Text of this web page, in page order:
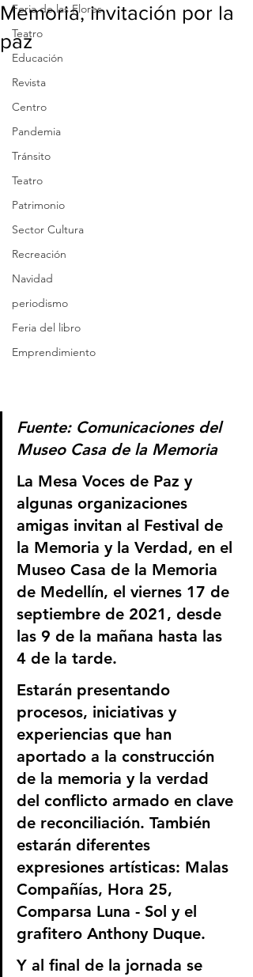
Feria de las Flores
Teatro
Educación
Revista
Centro
Pandemia
Tránsito
Teatro
Patrimonio
Sector Cultura
Recreación
Navidad
periodismo
Feria del libro
Emprendimiento
Memoria, invitación por la
paz
Fuente: Comunicaciones del
Museo Casa de la Memoria
La Mesa Voces de Paz y
algunas organizaciones
amigas invitan al Festival de
la Memoria y la Verdad, en el
Museo Casa de la Memoria
de Medellín, el viernes 17 de
septiembre de 2021, desde
las 9 de la mañana hasta las
4 de la tarde.
Estarán presentando
procesos, iniciativas y
experiencias que han
aportado a la construcción
de la memoria y la verdad
del conflicto armado en clave
de reconciliación. También
estarán diferentes
expresiones artísticas: Malas
Compañías, Hora 25,
Comparsa Luna - Sol y el
grafitero Anthony Duque.
Y al final de la jornada se